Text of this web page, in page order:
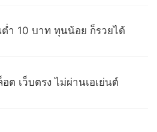
ำ 10 บาท ทุนน้อย ก็รวยได้
ต เว็บตรง ไม่ผ่านเอเย่นต์